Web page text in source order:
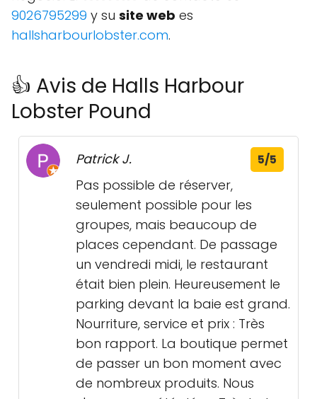
9026795299 y su site web es
hallsharbourlobster.com.
👍 Avis de Halls Harbour
Lobster Pound
Patrick J. 5/5
Pas possible de réserver,
seulement possible pour les
groupes, mais beaucoup de
places cependant. De passage
un vendredi midi, le restaurant
était bien plein. Heureusement le
parking devant la baie est grand.
Nourriture, service et prix : Très
bon rapport. La boutique permet
de passer un bon moment avec
de nombreux produits. Nous